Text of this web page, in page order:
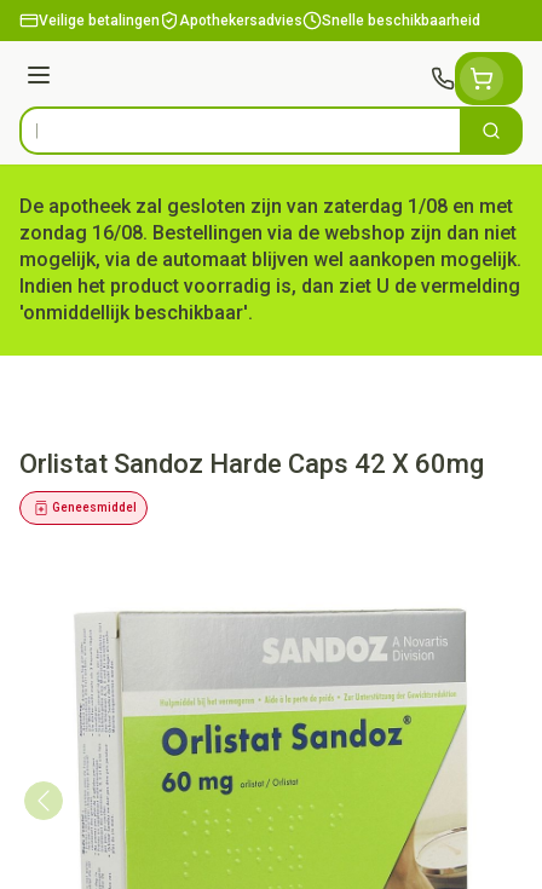
Ga naar de inhoud
Veilige betalingen Apothekersadvies Snelle beschikbaarheid
Menu
Product, merk, categorie... Zoek
De apotheek zal gesloten zijn van zaterdag 1/08 en met
zondag 16/08. Bestellingen via de webshop zijn dan niet
mogelijk, via de automaat blijven wel aankopen mogelijk.
Indien het product voorradig is, dan ziet U de vermelding
'onmiddellijk beschikbaar'.
Orlistat Sandoz Harde Caps 42 X 60mg
Geneesmiddel